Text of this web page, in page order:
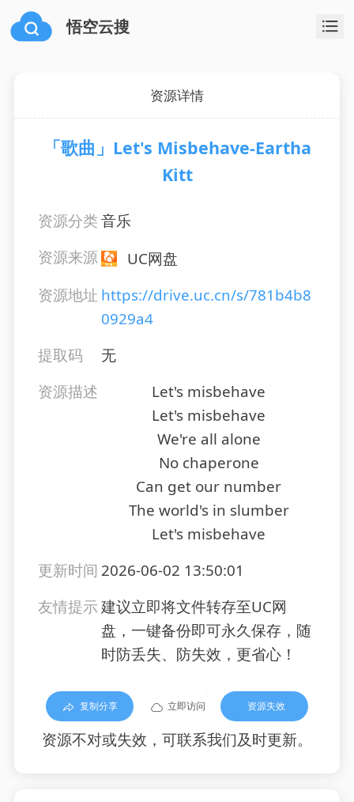
悟空云搜
资源详情
「歌曲」Let's Misbehave-Eartha
Kitt
资源分类音乐
资源来源
UC网盘
资源地址 https://drive.uc.cn/s/781b4b8
0929a4
提取码
无
资源描述
Let's misbehave
Let's misbehave
We're all alone
No chaperone
Can get our number
The world's in slumber
Let's misbehave
更新时间 2026-06-02 13:50:01
友情提示建议立即将文件转存至UC网
盘，一键备份即可永久保存，随
时防丢失、防失效，更省心！
复制分享 立即访问 资源失效
资源不对或失效，可联系我们及时更新。